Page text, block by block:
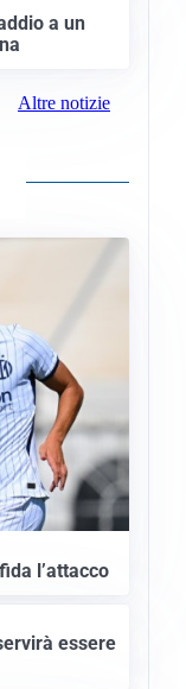
a un
Altre notizie
l’attacco
essere